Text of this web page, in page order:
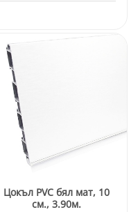
Цокъл PVC бял мат, 10
см., 3.90м.